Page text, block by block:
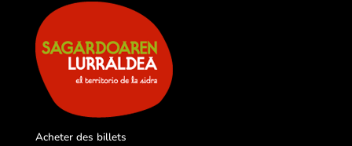
Acheter des billets